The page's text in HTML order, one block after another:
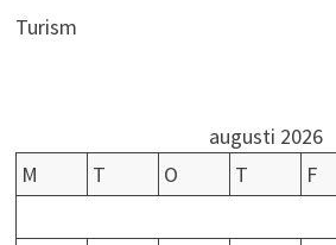
Turism
augusti 2026
M
T O T F